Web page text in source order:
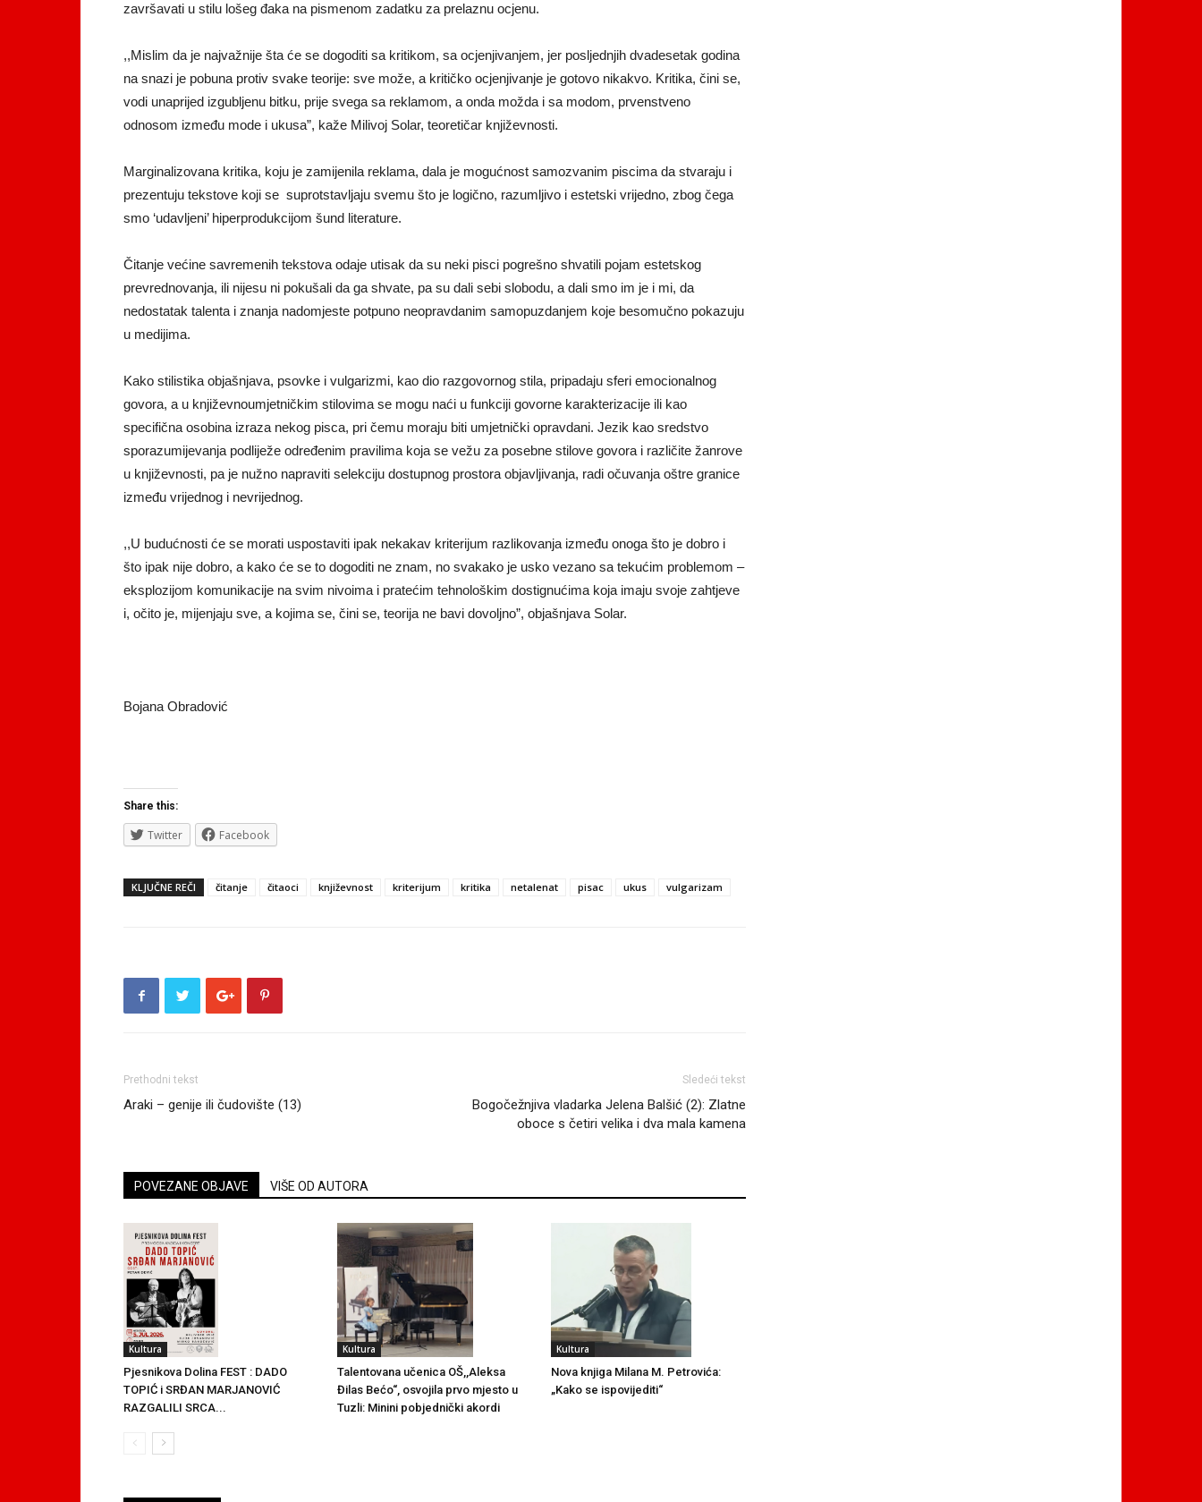
završavati u stilu lošeg đaka na pismenom zadatku za prelaznu ocjenu.
,,Mislim da je najvažnije šta će se dogoditi sa kritikom, sa ocjenjivanjem, jer posljednjih dvadesetak godina
na snazi je pobuna protiv svake teorije: sve može, a kritičko ocjenjivanje je gotovo nikakvo. Kritika, čini se,
vodi unaprijed izgubljenu bitku, prije svega sa reklamom, a onda možda i sa modom, prvenstveno
odnosom između mode i ukusa”, kaže Milivoj Solar, teoretičar književnosti.
Marginalizovana kritika, koju je zamijenila reklama, dala je mogućnost samozvanim piscima da stvaraju i
prezentuju tekstove koji se suprotstavljaju svemu što je logično, razumljivo i estetski vrijedno, zbog čega
smo ‘udavljeni’ hiperprodukcijom šund literature.
Čitanje većine savremenih tekstova odaje utisak da su neki pisci pogrešno shvatili pojam estetskog
prevrednovanja, ili nijesu ni pokušali da ga shvate, pa su dali sebi slobodu, a dali smo im je i mi, da
nedostatak talenta i znanja nadomjeste potpuno neopravdanim samopuzdanjem koje besomučno pokazuju
u medijima.
Kako stilistika objašnjava, psovke i vulgarizmi, kao dio razgovornog stila, pripadaju sferi emocionalnog
govora, a u književnoumjetničkim stilovima se mogu naći u funkciji govorne karakterizacije ili kao
specifična osobina izraza nekog pisca, pri čemu moraju biti umjetnički opravdani. Jezik kao sredstvo
sporazumijevanja podliježe određenim pravilima koja se vežu za posebne stilove govora i različite žanrove
u književnosti, pa je nužno napraviti selekciju dostupnog prostora objavljivanja, radi očuvanja oštre granice
između vrijednog i nevrijednog.
,,U budućnosti će se morati uspostaviti ipak nekakav kriterijum razlikovanja između onoga što je dobro i
što ipak nije dobro, a kako će se to dogoditi ne znam, no svakako je usko vezano sa tekućim problemom –
eksplozijom komunikacije na svim nivoima i pratećim tehnološkim dostignućima koja imaju svoje zahtjeve
i, očito je, mijenjaju sve, a kojima se, čini se, teorija ne bavi dovoljno”, objašnjava Solar.
Bojana Obradović
Share this:
Twitter Facebook
KLJUČNE REČI čitanje čitaoci književnost kriterijum kritika netalenat pisac ukus vulgarizam
Prethodni tekst
Araki – genije ili čudovište (13)
Sledeći tekst
Bogočežnjiva vladarka Jelena Balšić (2): Zlatne
oboce s četiri velika i dva mala kamena
POVEZANE OBJAVE VIŠE OD AUTORA
Kultura
Pjesnikova Dolina FEST : DADO
TOPIĆ i SRĐAN MARJANOVIĆ
RAZGALILI SRCA...
Kultura
Talentovana učenica OŠ,,Aleksa
Đilas Bećo“, osvojila prvo mjesto u
Tuzli: Minini pobjednički akordi
Kultura
Nova knjiga Milana M. Petrovića:
„Kako se ispovijediti“